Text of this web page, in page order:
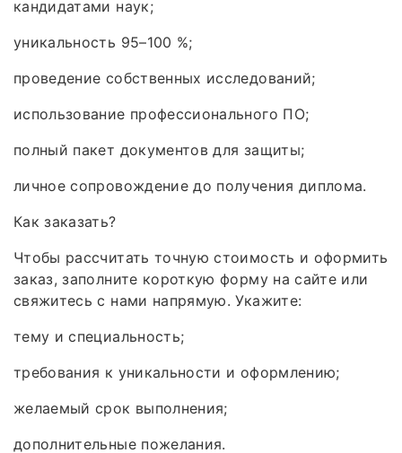
кандидатами наук;
уникальность 95–100 %;
проведение собственных исследований;
использование профессионального ПО;
полный пакет документов для защиты;
личное сопровождение до получения диплома.
Как заказать?
Чтобы рассчитать точную стоимость и оформить
заказ, заполните короткую форму на сайте или
свяжитесь с нами напрямую. Укажите:
тему и специальность;
требования к уникальности и оформлению;
желаемый срок выполнения;
дополнительные пожелания.